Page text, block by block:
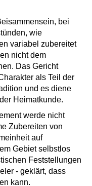
bei
wie
variabel zubereitet
nicht dem
Das Gericht
als Teil der
und es diene
Heimatkunde.
werde nicht
Zubereiten von
auf
Gebiet selbstlos
Feststellungen
- geklärt, dass
kann.